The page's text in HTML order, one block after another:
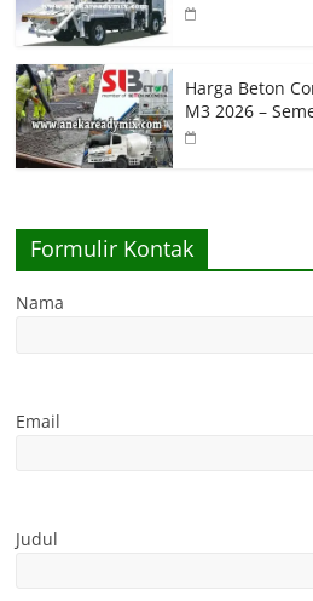
Harga Beton
M3 2026 –
Formulir Kontak
Nama
Email
Judul